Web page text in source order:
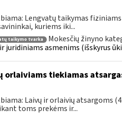
Lengvatų taikymas
kuriems iki...
taikymo tvarka Mokesčių žinyno
juridiniams asmenims (išskyrus
tiekiamas
Laivų ir orlaivių atsargoms
toms prekėms ir...